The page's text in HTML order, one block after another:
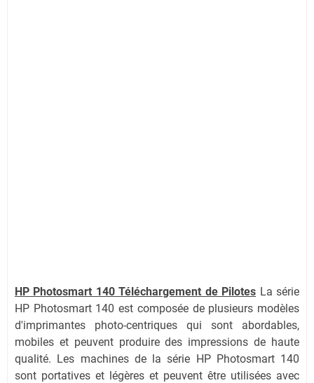
HP Photosmart 140 Téléchargement de Pilotes La série
HP Photosmart 140 est composée de plusieurs modèles
d'imprimantes photo-centriques qui sont abordables,
mobiles et peuvent produire des impressions de haute
qualité. Les machines de la série HP Photosmart 140
sont portatives et légères et peuvent être utilisées avec